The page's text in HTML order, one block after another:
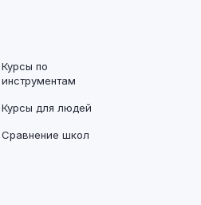
Курсы по
инструментам
Курсы для людей
Сравнение школ